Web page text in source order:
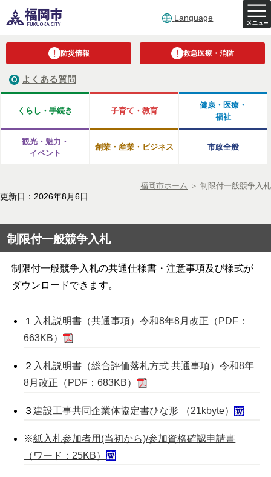
Language
防災情報 救急医療・消防
よくある質問
くらし・手続き 子育て・教育
健康・医療・
福祉
観光・魅力・
イベント
創業・産業・ビジネス 市政全般
福岡市ホーム ＞ 制限付一般競争入札
更新日：2026年8月6日
制限付一般競争入札
制限付一般競争入札の共通仕様書・注意事項及び様式が
ダウンロードできます。
１ 入札説明書（共通事項）令和8年8月改正（PDF：
663KB）
２ 入札説明書（総合評価落札方式 共通事項）令和8年
8月改正（PDF：683KB）
３建設工事共同企業体協定書ひな形 （21kbyte）
※紙入札参加者用(当初から)/参加資格確認申請書
（ワード：25KB）